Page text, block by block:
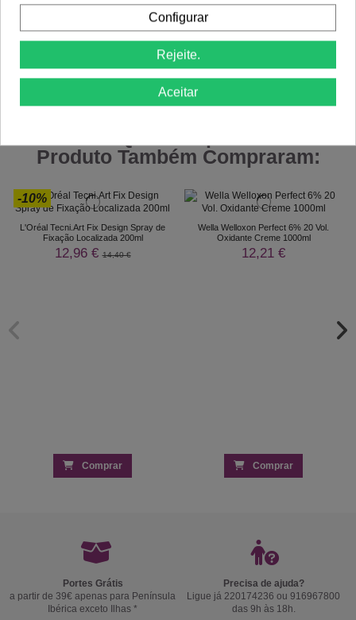
Comprar Comprar
Produto Também Compraram:
-10%
L'Oréal Tecni.Art Fix Design Spray de
Fixação Localizada 200ml
12,96 €14,40 €
Comprar
Wella Welloxon Perfect 6% 20 Vol.
Oxidante Creme 1000ml
12,21 €
Comprar
Portes Grátis
a partir de 39€ apenas para Península
Ibérica exceto Ilhas *
Precisa de ajuda?
Ligue já 220174236 ou 916967800
das 9h às 18h.
Configurar
Rejeite.
Aceitar